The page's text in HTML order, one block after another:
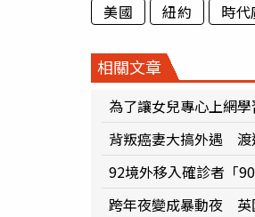
美國 紐約 時代
相關文章
為了讓女兒專心上網
背叛癌妻大搞外遇 渡
92境外移入確診者「
跨年夜變成暴動夜 英